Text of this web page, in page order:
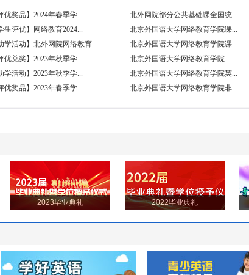
优奖品】2024年春季学...
生评优】网络教育2024...
学活动】北外网院网络教育...
优兑奖】2023年秋季学...
学活动】2023年秋季学...
优奖品】2023年春季学...
北外网院部分公共基础课全国统...
北京外国语大学网络教育学院课...
北京外国语大学网络教育学院课...
北京外国语大学网络教育学院 ...
北京外国语大学网络教育学院英...
北京外国语大学网络教育学院非...
2023毕业典礼 2022毕业典礼